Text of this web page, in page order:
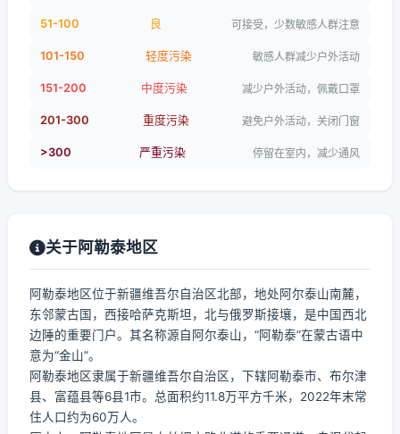
51-100 良 可接受，少数敏感人群注意
101-150 轻度污染 敏感人群减少户外活动
151-200 中度污染 减少户外活动，佩戴口罩
201-300 重度污染 避免户外活动，关闭门窗
>300 严重污染 停留在室内，减少通风
关于阿勒泰地区
阿勒泰地区位于新疆维吾尔自治区北部，地处阿尔泰山南麓，
东邻蒙古国，西接哈萨克斯坦，北与俄罗斯接壤，是中国西北
边陲的重要门户。其名称源自阿尔泰山，“阿勒泰”在蒙古语中
意为“金山”。
阿勒泰地区隶属于新疆维吾尔自治区，下辖阿勒泰市、布尔津
县、富蕴县等6县1市。总面积约11.8万平方千米，2022年末常
住人口约为60万人。